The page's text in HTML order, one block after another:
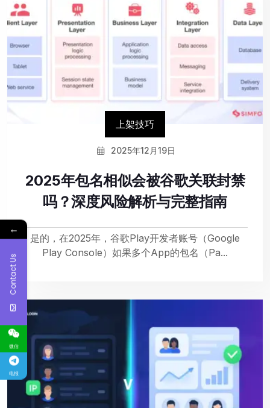
上架技巧
2025年12月19日
2025年包名相似会被谷歌关联封禁
吗？深度风险解析与完整指南
是的，在2025年，谷歌Play开发者账号（Google
Play Console）如果多个App的包名（Pa...
←
Contact Us
微信
电报